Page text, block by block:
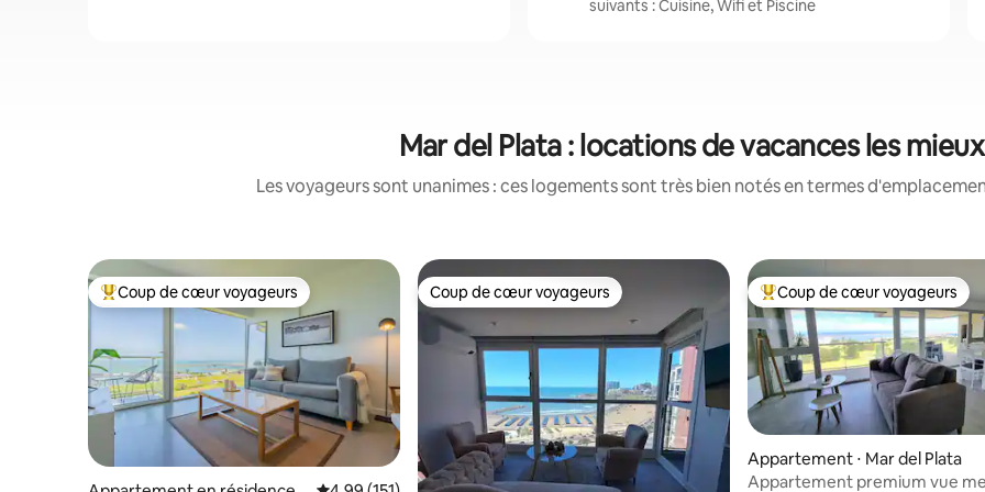
suivants : Cuisine, Wifi et Piscine
Mar del Plata : locations de vacances les
Les voyageurs sont unanimes : ces logements sont très bien notés en termes
Coups de cœur voyageurs les plus appréciés
Coup de cœur voyageurs Coup de cœur voyageurs
Coup de cœur voyageurs Coups de cœur voyageurs les
Coup de cœur voyageurs
Appartement ⋅ Mar del Plata
Appartement premium vue